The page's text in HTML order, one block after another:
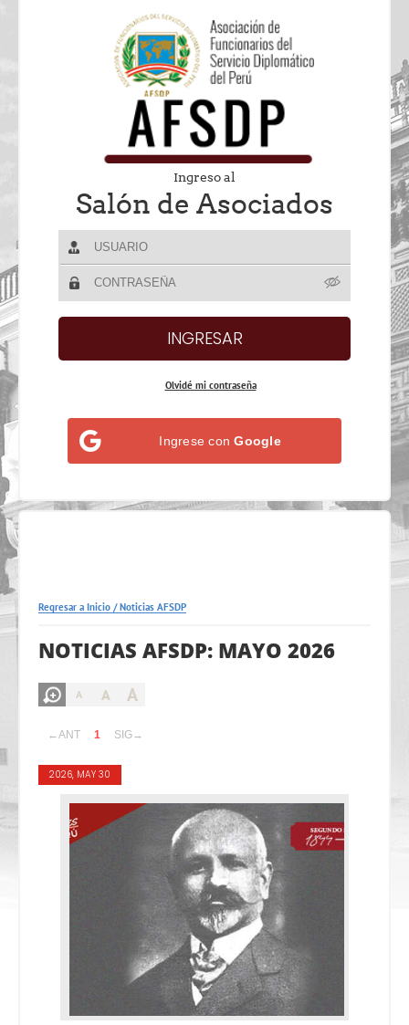
Ingreso al
Salón de Asociados
Olvidé mi contraseña
Ingrese conGoogle
Regresar a Inicio /Noticias AFSDP
NOTICIAS AFSDP: MAYO 2026
A A A
←ANT 1 SIG→
2026, MAY 30